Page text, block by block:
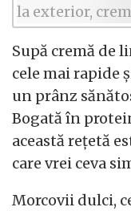
Supă cremă de
cele mai rapide
un prânz
Bogată în
această rețetă
care vrei ceva
Morcovii dulci,